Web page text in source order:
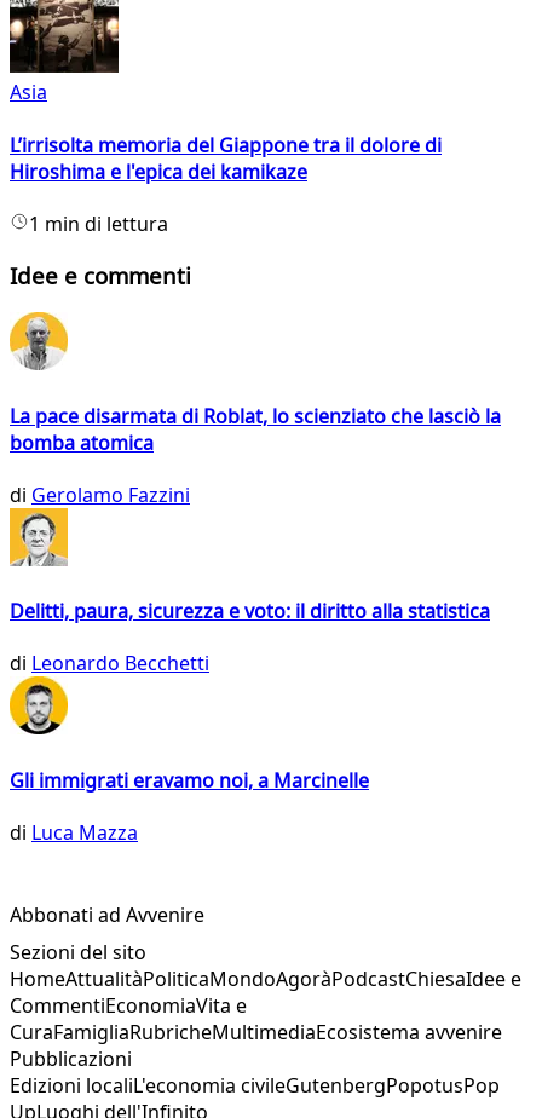
Asia
L’irrisolta memoria del Giappone tra il dolore di
Hiroshima e l'epica dei kamikaze
1 min di lettura
Idee e commenti
La pace disarmata di Roblat, lo scienziato che lasciò la
bomba atomica
di Gerolamo Fazzini
Delitti, paura, sicurezza e voto: il diritto alla statistica
di Leonardo Becchetti
Gli immigrati eravamo noi, a Marcinelle
di Luca Mazza
Abbonati ad Avvenire
Sezioni del sito
HomeAttualitàPoliticaMondoAgoràPodcastChiesaIdee e
CommentiEconomiaVita e
CuraFamigliaRubricheMultimediaEcosistema avvenire
Pubblicazioni
Edizioni localiL'economia civileGutenbergPopotusPop
UpLuoghi dell'Infinito